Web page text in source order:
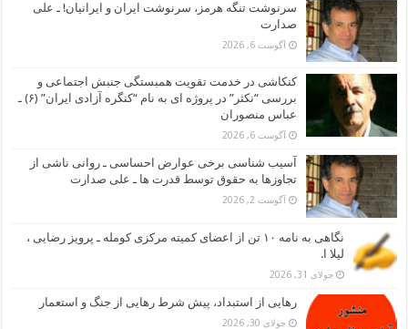
سرنوشت تنگه هرمز، سرنوشت ایران و ایرانیان! ـ علی
صدارت
آگوست 6, 2026
کنکاشی در خدمت تقویت همبستگی جنبش اجتماعی و
بررسی “نکثر” در پروژه ای به نام “کنگره آزادی ایران” (۶) ـ
عباس منصوران
آگوست 6, 2026
آسیب شناسی برخی عوارض احساسی ـ روانی ناشی از
تجاوزها به حقوق توسط قدرت ها ـ علی صدارت
آگوست 2, 2026
نگاهی به نامه ۱۰ تن از اعضای کمیته مرکزی کومله ـ پرویز رضایی ،
لیلا ا.
جولای 31, 2026
رهایی از استبداد، پیش شرط رهایی از جنگ و استعمار
جولای 30, 2026